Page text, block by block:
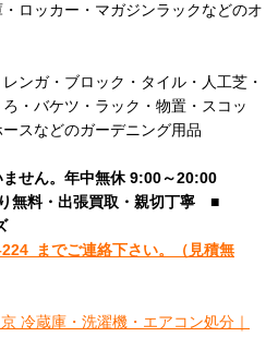
ロッカー・マガジンラックなどのオ
ンガ・ブロック・タイル・人工芝・
・バケツ・ラック・物置・スコッ
スなどのガーデニング用品
ません。年中無休 9:00～20:00
無料・出張買取・親切丁寧 ■
224 までご連絡下さい。
（見積無
冷蔵庫・洗濯機・エアコン処分｜